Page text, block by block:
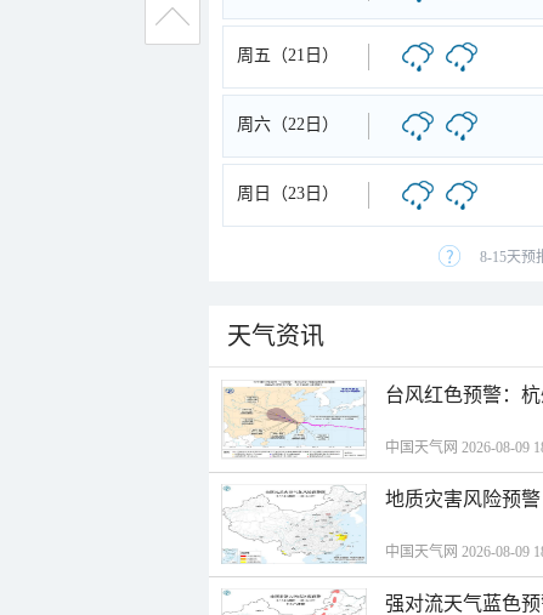
周五（21日）
周六（22日）
周日（23日）
8-15天预
天气资讯
台风红色预警：
中国天气网 2026-08-09
地质灾害风险预
中国天气网 2026-08-09
强对流天气蓝色